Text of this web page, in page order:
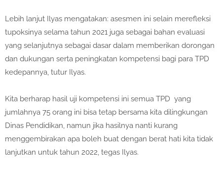
Lebih lanjut Ilyas mengatakan: asesmen ini selain merefleksi
tupoksinya selama tahun 2021 juga sebagai bahan evaluasi
yang selanjutnya sebagai dasar dalam memberikan dorongan
dan dukungan serta peningkatan kompetensi bagi para TPD
kedepannya, tutur Ilyas.
Kita berharap hasil uji kompetensi ini semua TPD yang
jumlahnya 75 orang ini bisa tetap bersama kita dilingkungan
Dinas Pendidikan, namun jika hasilnya nanti kurang
menggembirakan apa boleh buat dengan berat hati kita tidak
lanjutkan untuk tahun 2022, tegas Ilyas.